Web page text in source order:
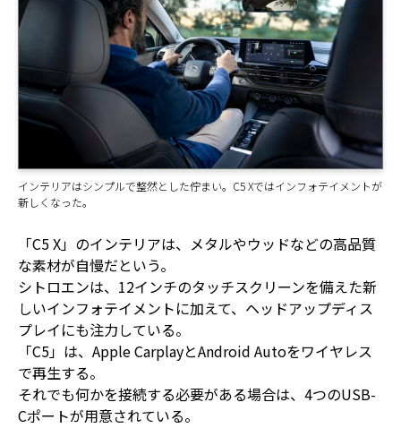
インテリアはシンプルで整然とした佇まい。C5 Xではインフォテイメントが
新しくなった。
「C5 X」のインテリアは、メタルやウッドなどの高品質
な素材が自慢だという。
シトロエンは、12インチのタッチスクリーンを備えた新
しいインフォテイメントに加えて、ヘッドアップディス
プレイにも注力している。
「C5」は、Apple CarplayとAndroid Autoをワイヤレス
で再生する。
それでも何かを接続する必要がある場合は、4つのUSB-
Cポートが用意されている。